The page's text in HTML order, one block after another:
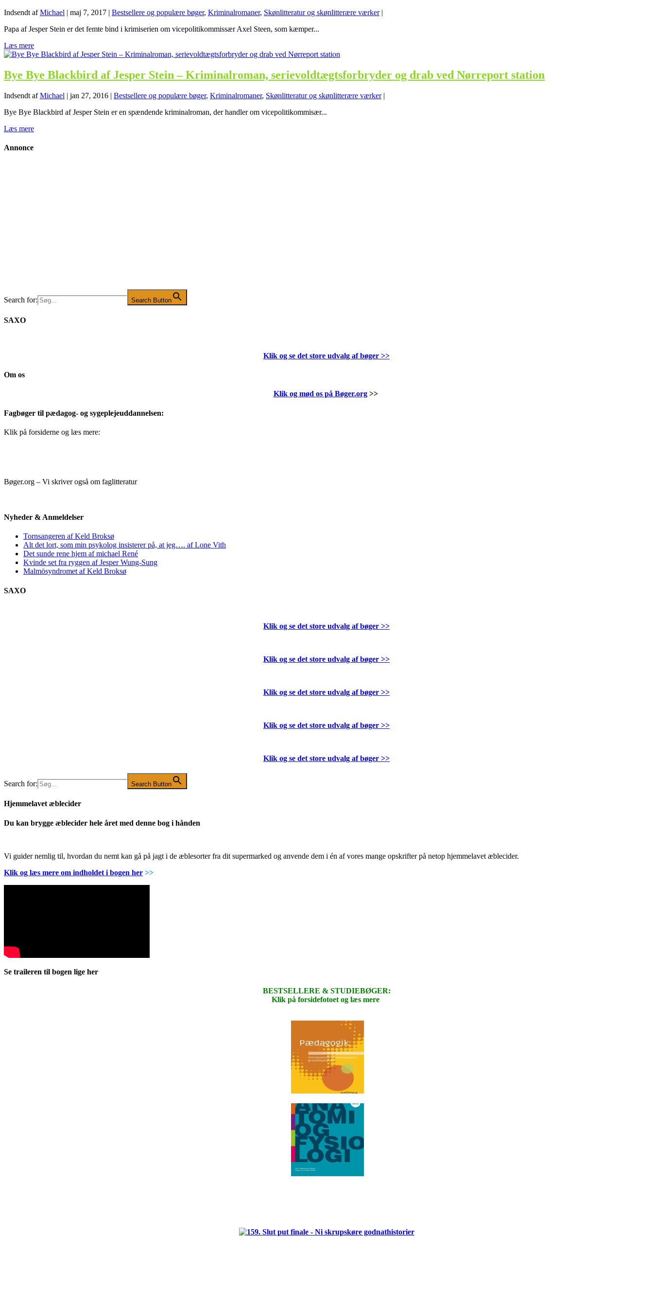
Indsendt afMichael | maj 7, 2017 | Bestsellere og populære bøger, Kriminalromaner, Skønlitteratur og skønlitterære værker|
Papa af Jesper Stein er det femte bind i krimiserien om vicepolitikommissær Axel Steen, som kæmper...
Læs mere
Bye Bye Blackbird af Jesper Stein – Kriminalroman, serievoldtægtsforbryder og drab ved Nørreport station
Indsendt afMichael | jan 27, 2016 | Bestsellere og populære bøger, Kriminalromaner, Skønlitteratur og skønlitterære værker|
Bye Bye Blackbird af Jesper Stein er en spændende kriminalroman, der handler om vicepolitikommisær...
Læs mere
Annonce
Search for: Search Button
SAXO
Klik og se det store udvalg af bøger >>
Om os
Klik og mød os på Bøger.org>>
Fagbøger til pædagog- og sygeplejeuddannelsen:
Klik på forsiderne og læs mere:
Bøger.org – Vi skriver også om faglitteratur
Nyheder & Anmeldelser
Tornsangeren af Keld Broksø
Alt det lort, som min psykolog insisterer på, at jeg…. af Lone Vith
Det sunde rene hjem af michael René
Kvinde set fra ryggen af Jesper Wung-Sung
Malmösyndromet af Keld Broksø
SAXO
Klik og se det store udvalg af bøger >>
Klik og se det store udvalg af bøger >>
Klik og se det store udvalg af bøger >>
Klik og se det store udvalg af bøger >>
Klik og se det store udvalg af bøger >>
Search for: Search Button
Hjemmelavet æblecider
Du kan brygge æblecider hele året med denne bog i hånden
Vi guider nemlig til, hvordan du nemt kan gå på jagt i de æblesorter fra dit supermarked og anvende dem i én af vores mange opskrifter på netop hjemmelavet æblecider.
Klik og læs mere om indholdet i bogen her >>
Se traileren til bogen lige her
BESTSELLERE & STUDIEBØGER:
Klik på forsidefotoet og læs mere